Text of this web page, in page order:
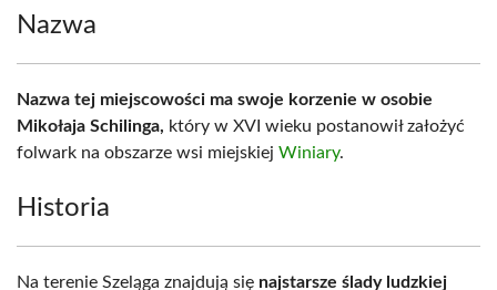
Nazwa
Nazwa tej miejscowości ma swoje korzenie w osobie
Mikołaja Schilinga, który w XVI wieku postanowił założyć
folwark na obszarze wsi miejskiej Winiary.
Historia
Na terenie Szeląga znajdują się najstarsze ślady ludzkiej